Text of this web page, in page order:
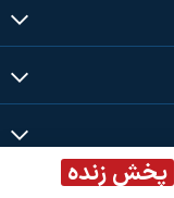
پخش زنده